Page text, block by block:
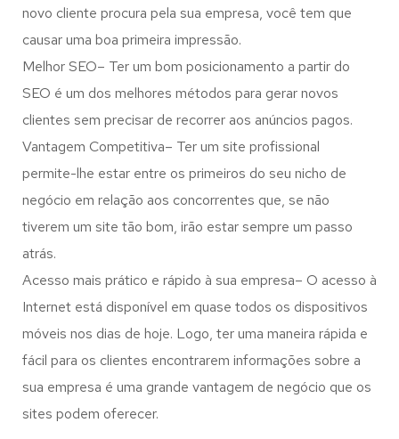
novo cliente procura pela sua empresa, você tem que
causar uma boa primeira impressão.
Melhor SEO– Ter um bom posicionamento a partir do
SEO é um dos melhores métodos para gerar novos
clientes sem precisar de recorrer aos anúncios pagos.
Vantagem Competitiva– Ter um site profissional
permite-lhe estar entre os primeiros do seu nicho de
negócio em relação aos concorrentes que, se não
tiverem um site tão bom, irão estar sempre um passo
atrás.
Acesso mais prático e rápido à sua empresa– O acesso à
Internet está disponível em quase todos os dispositivos
móveis nos dias de hoje. Logo, ter uma maneira rápida e
fácil para os clientes encontrarem informações sobre a
sua empresa é uma grande vantagem de negócio que os
sites podem oferecer.